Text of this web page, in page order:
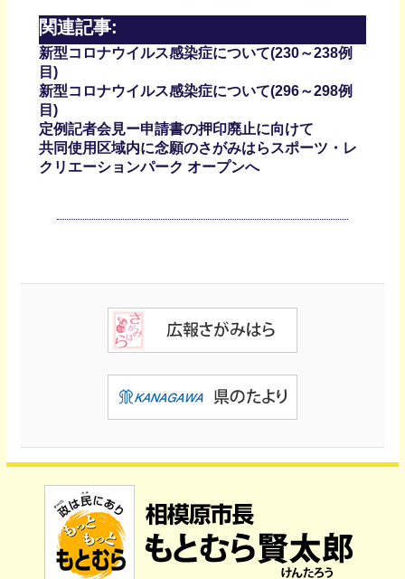
関連記事:
新型コロナウイルス感染症について(230～238例
目)
新型コロナウイルス感染症について(296～298例
目)
定例記者会見ー申請書の押印廃止に向けて
共同使用区域内に念願のさがみはらスポーツ・レ
クリエーションパーク オープンへ